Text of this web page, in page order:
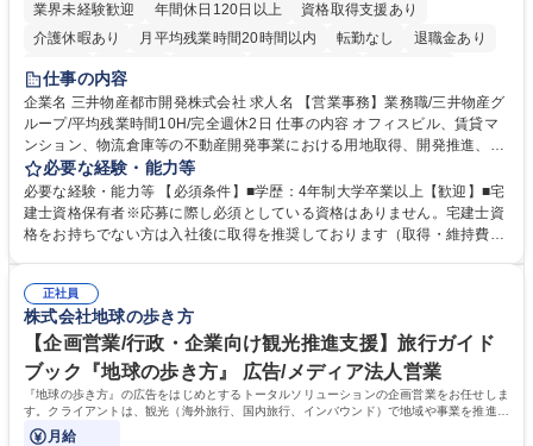
業界未経験歓迎
年間休日120日以上
資格取得支援あり
介護休暇あり
月平均残業時間20時間以内 転勤なし
退職金あり
在宅OK
賞与あり
駅近5分以内
土日祝休み 寮・社宅あり
仕事の内容
企業名 三井物産都市開発株式会社 求人名 【営業事務】業務職/三井物産グ
ループ/平均残業時間10H/完全週休2日 仕事の内容 オフィスビル、賃貸マ
ンション、物流倉庫等の不動産開発事業における用地取得、開発推進、賃
貸運営、売却、仲介・活用提案等を行う営業部門において事務業務を担当
いただきます。 【詳細】・契約書管理、契約書製本、捺印対応、ファイリ
ング、登記簿取得、調書取得・支払業務（各種費用支払、支払管理、請
求・支払データ登録、取引先マスター申請対応）・予算作成及び予実管
の他に担当頂く業務が発生する場合があります。 募集職種 【営業事務】
業務職/三井物産グループ/平均残業時間10H/完全週休2日
必要な経験・能力等
必要な経験・能力等 【必須条件】■学歴：4年制大学卒業以上【歓迎】■宅
建士資格保有者※応募に際し必須としている資格はありません。宅建士資
格をお持ちでない方は入社後に取得を推奨しております（取得・維持費用
ション力がある方。 ・チャレンジを厭わず、粘り強く業務に取り組める
方。多様な関係者と謙虚に信頼関係を構築でき、期限を意識したスケジュ
ール管理が出来る方。※将来的に他部署（営業部門、コーポレート部門）
へのジョブローテーションの可能性があります。 学歴・資格 学歴：大学
院 大学 語学力： 資格：宅地建物取引士
正社員
株式会社地球の歩き方
【企画営業/行政・企業向け観光推進支援】旅行ガイド
ブック『地球の歩き方』 広告/メディア法人営業
『地球の歩き方』の広告をはじめとするトータルソリューションの企画営業をお任せしま
す。クライアントは、観光（海外旅行、国内旅行、インバウンド）で地域や事業を推進し
たい国内外の行政や企業です。
月給